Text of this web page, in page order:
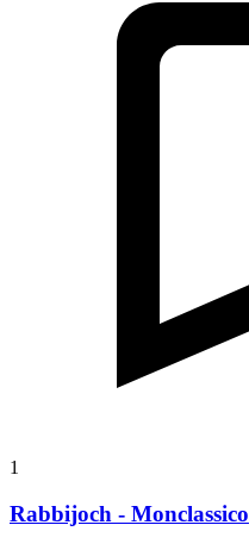
1
Rabbijoch - Monclassico